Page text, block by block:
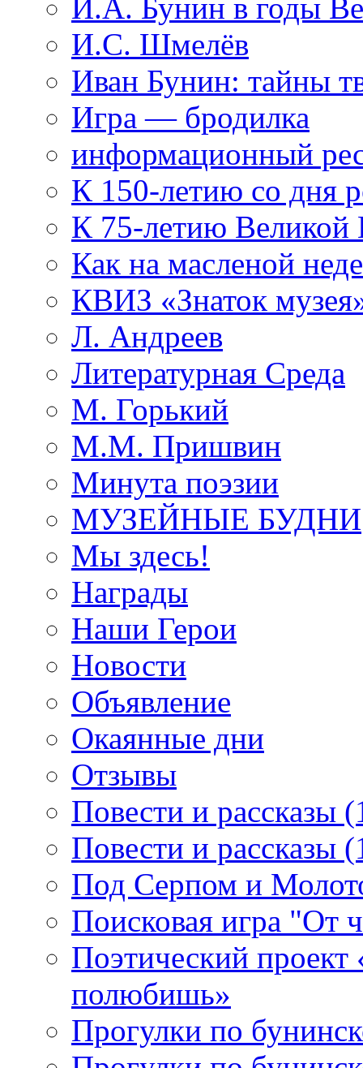
И.А. Бунин в годы
И.С. Шмелёв
Иван Бунин: тайны
Игра — бродилка
информационный
К 150-летию со дня
К 75-летию Великой
Как на масленой
КВИЗ «Знаток
Л. Андреев
Литературная Среда
М. Горький
М.М. Пришвин
Минута поэзии
МУЗЕЙНЫЕ БУДНИ
Мы здесь!
Награды
Наши Герои
Новости
Объявление
Окаянные дни
Отзывы
Повести и рассказы
Повести и рассказы
Под Серпом и
Поисковая игра "От
Поэтический
полюбишь»
Прогулки по